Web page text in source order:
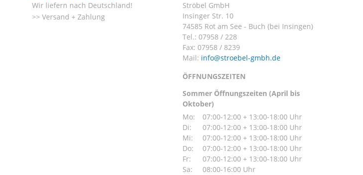
Wir liefern nach Deutschland!
Versand + Zahlung
Ströbel GmbH
Insinger Str. 10
74585 Rot am See - Buch (bei Insingen)
Tel.: 07958 / 228
Fax: 07958 / 8239
Mail:
ÖFFNUNGSZEITEN
Sommer Öffnungszeiten (April bis
Oktober)
Mo:
07:00-12:00 + 13:00-18:00 Uhr
Di:
07:00-12:00 + 13:00-18:00 Uhr
Mi:
07:00-12:00 + 13:00-18:00 Uhr
Do:
07:00-12:00 + 13:00-18:00 Uhr
Fr:
07:00-12:00 + 13:00-18:00 Uhr
Sa:
08:00-16:00 Uhr